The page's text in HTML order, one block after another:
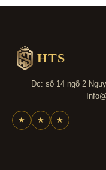
HTS
Đc: số 14 ngõ 2
★ ★ ★